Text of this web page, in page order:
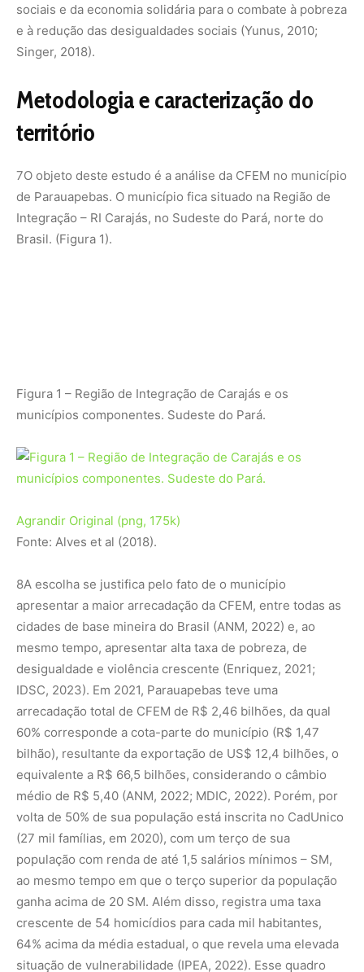
sociais e da economia solidária para o combate à pobreza
e à redução das desigualdades sociais (Yunus, 2010;
Singer, 2018).
Metodologia e caracterização do
território
7O objeto deste estudo é a análise da CFEM no município
de Parauapebas. O município fica situado na Região de
Integração – RI Carajás, no Sudeste do Pará, norte do
Brasil. (Figura 1).
Figura 1 – Região de Integração de Carajás e os
municípios componentes. Sudeste do Pará.
Agrandir Original (png, 175k)
Fonte: Alves et al (2018).
8A escolha se justifica pelo fato de o município
apresentar a maior arrecadação da CFEM, entre todas as
cidades de base mineira do Brasil (ANM, 2022) e, ao
mesmo tempo, apresentar alta taxa de pobreza, de
desigualdade e violência crescente (Enriquez, 2021;
IDSC, 2023). Em 2021, Parauapebas teve uma
arrecadação total de CFEM de R$ 2,46 bilhões, da qual
60% corresponde a cota-parte do município (R$ 1,47
bilhão), resultante da exportação de US$ 12,4 bilhões, o
equivalente a R$ 66,5 bilhões, considerando o câmbio
médio de R$ 5,40 (ANM, 2022; MDIC, 2022). Porém, por
volta de 50% de sua população está inscrita no CadUnico
(27 mil famílias, em 2020), com um terço de sua
população com renda de até 1,5 salários mínimos – SM,
ao mesmo tempo em que o terço superior da população
ganha acima de 20 SM. Além disso, registra uma taxa
crescente de 54 homicídios para cada mil habitantes,
64% acima da média estadual, o que revela uma elevada
situação de vulnerabilidade (IPEA, 2022). Esse quadro